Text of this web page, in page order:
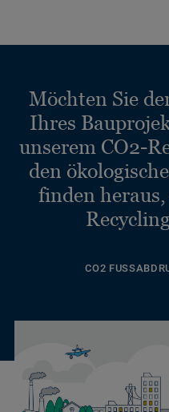
Möchten Sie
Ihres
unserem CO2-
den
finden
CO2